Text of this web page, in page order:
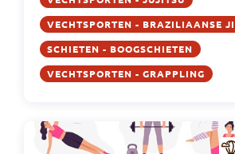
VECHTSPORTEN - BRAZILIAANSE
SCHIETEN - BOOGSCHIETEN
VECHTSPORTEN - GRAPPLING